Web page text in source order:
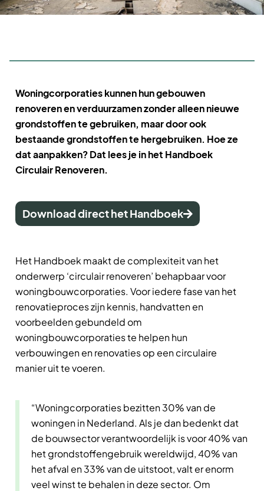
Woningcorporaties kunnen hun gebouwen
renoveren en verduurzamen zonder alleen nieuwe
grondstoffen te gebruiken, maar door ook
bestaande grondstoffen te hergebruiken. Hoe ze
dat aanpakken? Dat lees je in het Handboek
Circulair Renoveren.
Download direct het Handboek
Het Handboek maakt de complexiteit van het
onderwerp ‘circulair renoveren’ behapbaar voor
woningbouwcorporaties. Voor iedere fase van het
renovatieproces zijn kennis, handvatten en
voorbeelden gebundeld om
woningbouwcorporaties te helpen hun
verbouwingen en renovaties op een circulaire
manier uit te voeren.
“Woningcorporaties bezitten 30% van de
woningen in Nederland. Als je dan bedenkt dat
de bouwsector verantwoordelijk is voor 40% van
het grondstoffengebruik wereldwijd, 40% van
het afval en 33% van de uitstoot, valt er enorm
veel winst te behalen in deze sector. Om